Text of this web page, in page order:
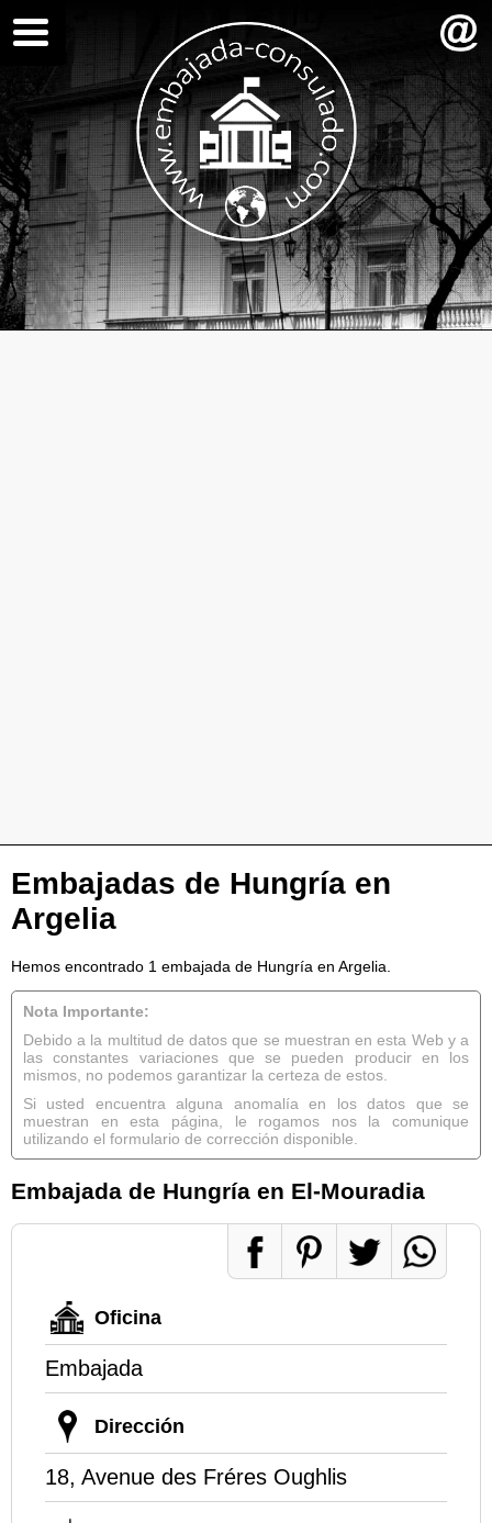
Embajadas de Hungría en
Argelia
Hemos encontrado 1 embajada de Hungría en Argelia.
Nota Importante:
Debido a la multitud de datos que se muestran en esta Web y a
las constantes variaciones que se pueden producir en los
mismos, no podemos garantizar la certeza de estos.
Si usted encuentra alguna anomalía en los datos que se
muestran en esta página, le rogamos nos la comunique
utilizando el formulario de corrección disponible.
Embajada de Hungría en El-Mouradia
Oficina
Embajada
Dirección
18, Avenue des Fréres Oughlis